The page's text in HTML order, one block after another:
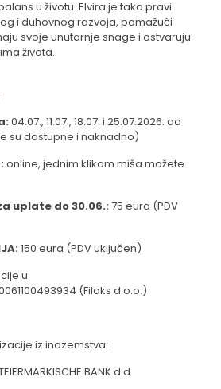
u životu. Elvira je tako pravi
i duhovnog razvoja, pomažući
svoje unutarnje snage i ostvaruju
života.
04.07., 11.07., 18.07. i 25.07.2026. od
su dostupne i naknadno)
online, jednim klikom miša možete
uplate do 30.06.:75 eura (PDV
150 eura (PDV uključen)
u
(Filaks d.o.o.)
iz inozemstva:
BANK d.d